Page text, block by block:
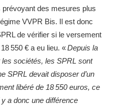
des mesures plus
VVPR Bis. Il est donc
de vérifier si le versement
550 € a eu lieu. «Depuis la
les sociétés, les SPRL sont
SPRL devait disposer d’un
libéré de 18 550 euros, ce
a donc une différence